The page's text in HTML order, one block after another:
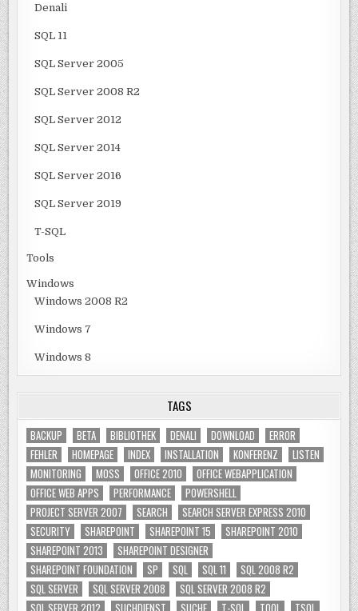
Denali
SQL 11
SQL Server 2005
SQL Server 2008 R2
SQL Server 2012
SQL Server 2014
SQL Server 2016
SQL Server 2019
T-SQL
Tools
Windows
Windows 2008 R2
Windows 7
Windows 8
TAGS
BACKUP BETA BIBLIOTHEK DENALI DOWNLOAD
ERROR
FEHLER
HOMEPAGE INDEX INSTALLATION KONFERENZ
LISTEN
MONITORING
MOSS OFFICE 2010
OFFICE WEBAPPLICATION
OFFICE WEB APPS
PERFORMANCE
POWERSHELL
PROJECT SERVER 2007
SEARCH
SEARCH SERVER EXPRESS 2010
SECURITY
SHAREPOINT SHAREPOINT 15
SHAREPOINT 2010
SHAREPOINT 2013
SHAREPOINT DESIGNER
SHAREPOINT FOUNDATION
SP SQL SQL 11
SQL 2008 R2
SQL SERVER
SQL SERVER 2008
SQL SERVER 2008 R2
SQL SERVER 2012
SUCHDIENST SUCHE T-SQL TOOL
TSQL